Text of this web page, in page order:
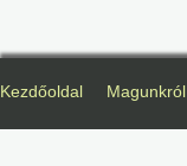
Kezdőoldal Magunkról